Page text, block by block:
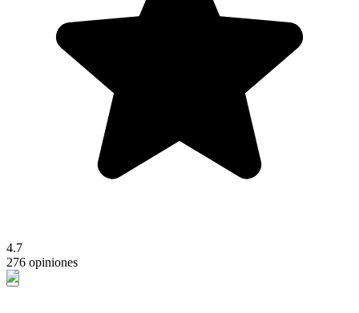
4.7
276 opiniones